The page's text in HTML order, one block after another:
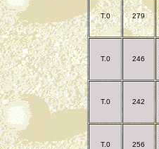
T.0 279
T.0 246
T.0 242
T.0 256